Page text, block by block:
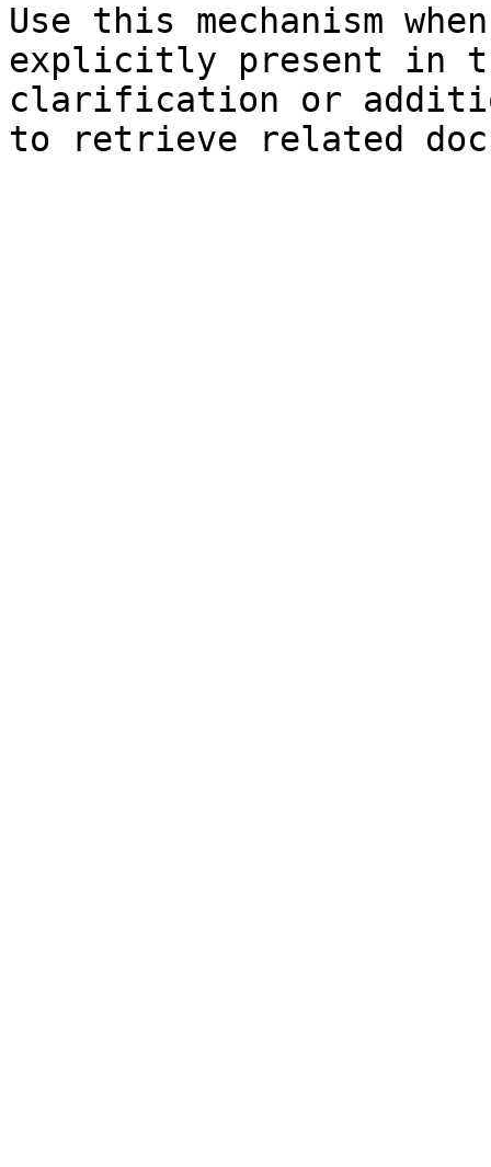
Use this mechanism
explicitly present in
clarification or